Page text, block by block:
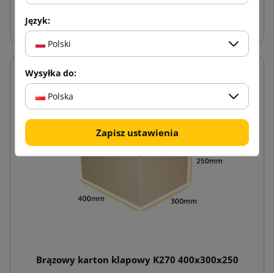
Brązowy karton klapowy K270 400x300x250
Język:
Polski
Wysyłka do:
Polska
Zapisz ustawienia